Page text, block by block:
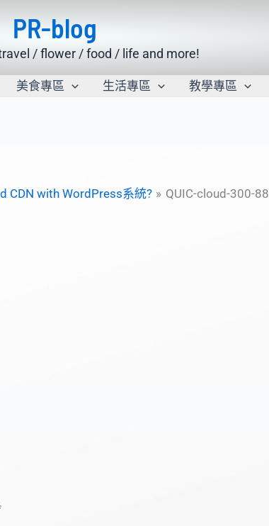
PR-blog
/ flower / food / life and more!
美食專區 生活專區 教學專區
CDN with WordPress系統? QUIC-cloud-300-88